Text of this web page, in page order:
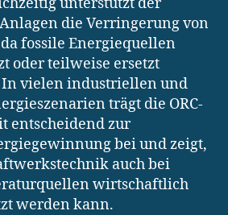
die Verringerung von
da fossile Energiequellen
oder teilweise ersetzt
vielen industriellen und
trägt die ORC-
entscheidend zur
bei und zeigt,
auch bei
wirtschaftlich
werden kann.